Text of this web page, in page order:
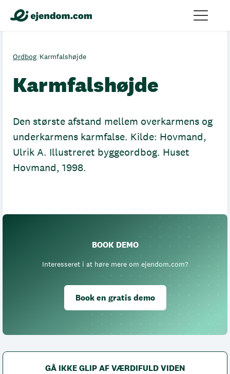
Ordbog/Karmfalshøjde
Karmfalshøjde
Den største afstand mellem overkarmens og
underkarmens karmfalse. Kilde: Hovmand,
Ulrik A. Illustreret byggeordbog. Huset
Hovmand, 1998.
BOOK DEMO
Interesseret i at høre mere om ejendom.com?
Book en gratis demo
GÅ IKKE GLIP AF VÆRDIFULD VIDEN